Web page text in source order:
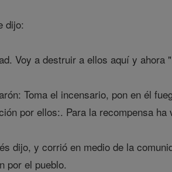
dijo:
Voy a destruir a ellos aquí y
Toma el incensario, pon en él
por ellos:. Para la recompensa ha
dijo, y corrió en medio de la
por el pueblo.